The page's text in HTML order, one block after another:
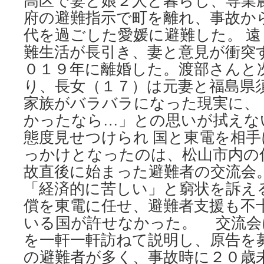
府の避難指示で町を離れ、事故か
代を過ごした愛媛に避難した。
難生活が長引き、妻と意見が衝
０１９年に離婚した。渡部さんと
り、長女（１７）は元妻と福島県
家族がバラバラになった現実に
かったなら…」との思いが拭え
態度見せつけられ 国と東電を相
っかけとなったのは、松山市内
故直後に始まった避難者の交流会
「経済的に苦しい」と窮状を訴
償を東電に任せ、避難者支援も不
いる国が許せなかった。 交流会
を一軒一軒訪ねて説明し、原告を
の避難者が多く、事故時に２０歳